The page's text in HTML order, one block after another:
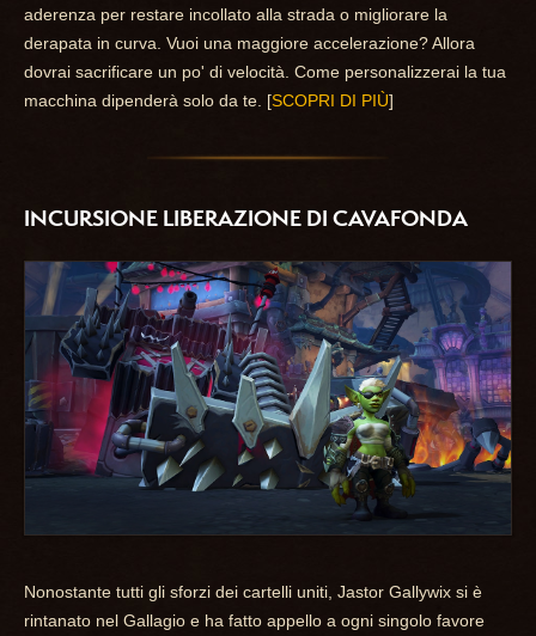
aderenza per restare incollato alla strada o migliorare la
derapata in curva. Vuoi una maggiore accelerazione? Allora
dovrai sacrificare un po' di velocità. Come personalizzerai la tua
macchina dipenderà solo da te. [SCOPRI DI PIÙ]
INCURSIONE LIBERAZIONE DI CAVAFONDA
Nonostante tutti gli sforzi dei cartelli uniti, Jastor Gallywix si è
rintanato nel Gallagio e ha fatto appello a ogni singolo favore